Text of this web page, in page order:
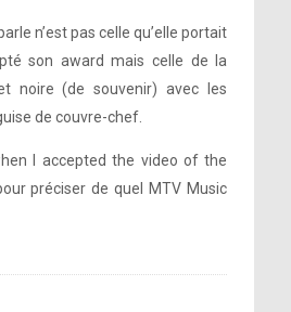
n’est pas celle qu’elle portait
son award mais celle de la
noire (de souvenir) avec les
de couvre-chef.
I accepted the video of the
préciser de quel MTV Music